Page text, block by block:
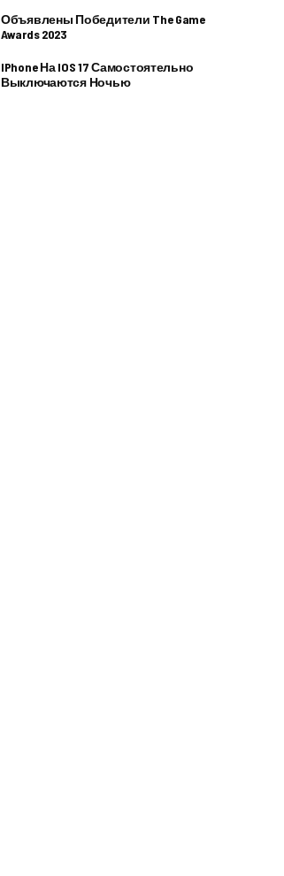
Объявлены Победители The Game
Awards 2023
IPhone На IOS 17 Самостоятельно
Выключаются Ночью